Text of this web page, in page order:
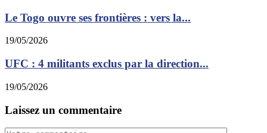
Le Togo ouvre ses frontières : vers la...
19/05/2026
UFC : 4 militants exclus par la direction...
19/05/2026
Laissez un commentaire